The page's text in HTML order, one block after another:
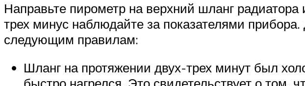
Направьте пирометр на верхний шланг
трех минус наблюдайте за показателями
следующим правилам:
Шланг на протяжении двух-трех минут был